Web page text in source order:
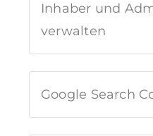
Inhaber und
verwalten
Google Search